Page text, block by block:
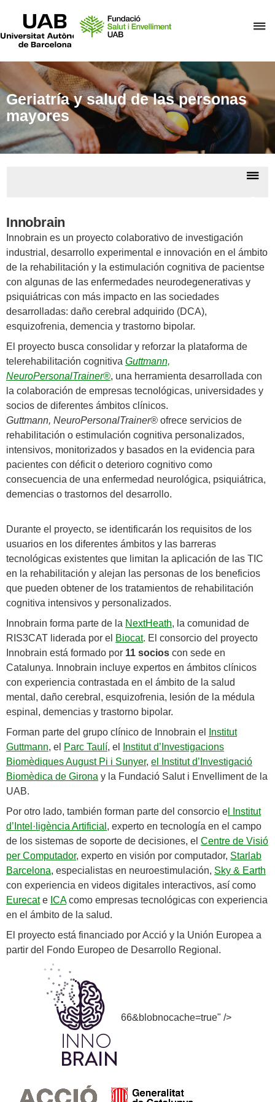
Geriatría y salud de las personas
mayores
Innobrain
Innobrain es un proyecto colaborativo de investigación
industrial, desarrollo experimental e innovación en el ámbito
de la rehabilitación y la estimulación cognitiva de pacientse
con algunas de las enfermedades neurodegenerativas y
psiquiátricas con más impacto en las sociedades
desarrolladas: daño cerebral adquirido (DCA),
esquizofrenia, demencia y trastorno bipolar.
El proyecto busca consolidar y reforzar la plataforma de
telerehabilitación cognitiva Guttmann,
NeuroPersonalTrainer®, una herramienta desarrollada con
la colaboración de empresas tecnológicas, universidades y
socios de diferentes ámbitos clínicos.
Guttmann, NeuroPersonalTrainer® ofrece servicios de
rehabilitación o estimulación cognitiva personalizados,
intensivos, monitorizados y basados en la evidencia para
pacientes con déficit o deterioro cognitivo como
consecuencia de una enfermedad neurológica, psiquiátrica,
demencias o trastornos del desarrollo.
Durante el proyecto, se identificarán los requisitos de los
usuarios en los diferentes ámbitos y las barreras
tecnológicas existentes que limitan la aplicación de las TIC
en la rehabilitación y alejan las personas de los beneficios
que pueden obtener de los tratamientos de rehabilitación
cognitiva intensivos y personalizados.
Innobrain forma parte de la NextHeath, la comunidad de
RIS3CAT liderada por el Biocat. El consorcio del proyecto
Innobrain está formado por 11 socios con sede en
Catalunya. Innobrain incluye expertos en ámbitos clínicos
con experiencia contrastada en el ámbito de la salud
mental, daño cerebral, esquizofrenia, lesión de la médula
espinal, demencias y trastorno bipolar.
Forman parte del grupo clínico de Innobrain el
Institut
Guttmann, el Parc Taulí, el
Institut d’Investigacions
Biomèdiques August Pi i Sunyer, el Institut d’Investigació
Biomèdica de Girona y la Fundació Salut i Envelliment de la
UAB.
Por otro lado, también forman parte del consorcio e l Institut
d’Intel·ligència Artificial , experto en tecnología en el campo
de los sistemas de soporte de decisiones, el Centre de Visió
per Computador, experto en visión por computador, Starlab
Barcelona, especialistas en neuroestimulación, Sky & Earth
con experiencia en videos digitales interactivos, así como
Eurecate ICAcomo empresas tecnológicas con experiencia
en el ámbito de la salud.
El proyecto está financiado por Acció y la Unión Europea a
partir del Fondo Europeo de Desarrollo Regional.
66&blobnocache=true" />